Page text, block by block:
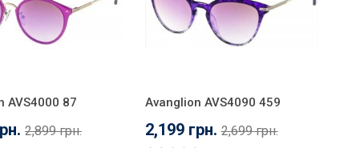
AVS4000 87
2,899 грн.
Avanglion AVS4090 459
2,199 грн. 2,699 грн.